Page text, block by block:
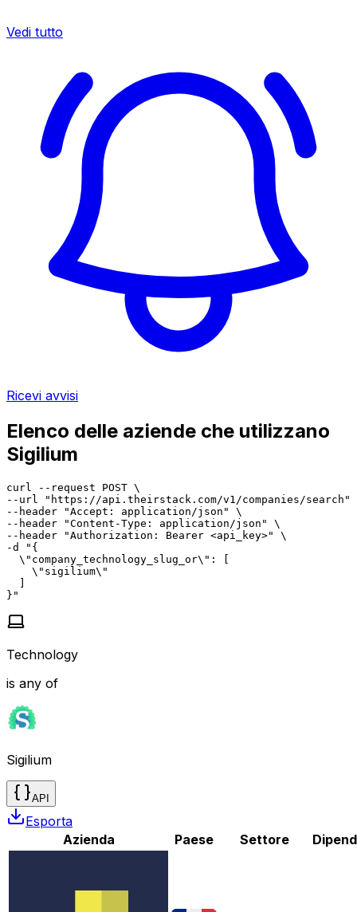
Vedi tutto
Ricevi avvisi
Elenco delle aziende che utilizzano
Sigilium
curl --request POST \
--url "https://api.theirstack.com/v1/companies/search"
--header "Accept: application/json" \
--header "Content-Type: application/json" \
--header "Authorization: Bearer <api_key>" \
-d "{
  \"company_technology_slug_or\": [
    \"sigilium\"
  ]
}"
Technology
is any of
Sigilium
API
Esporta
Azienda
Paese Settore